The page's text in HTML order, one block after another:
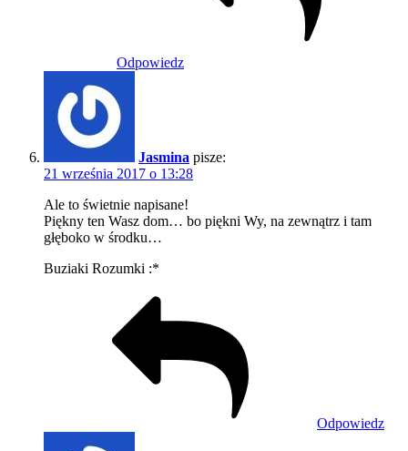
Odpowiedz
Jasmina pisze:
21 września 2017 o 13:28
Ale to świetnie napisane!
Piękny ten Wasz dom… bo piękni Wy, na zewnątrz i tam
głęboko w środku…
Buziaki Rozumki :*
Odpowiedz